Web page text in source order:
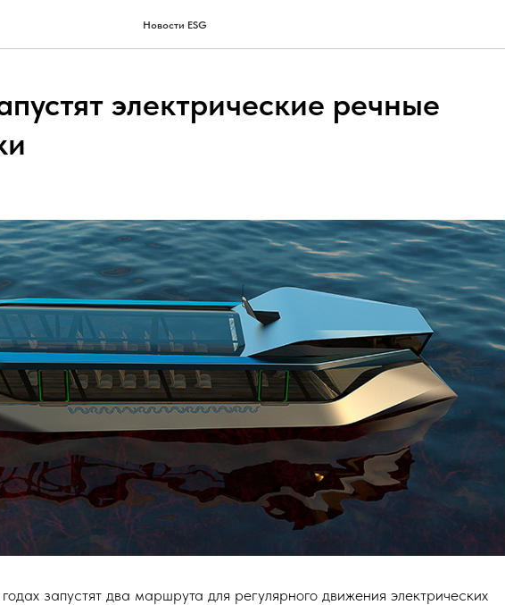
Новости ESG
электрические речные
запустят два маршрута для регулярного движения электрических